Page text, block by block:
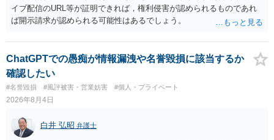
イブ配信のURL等が証明できれば，権利侵害が認められるものであれ
ば開示請求が認められる可能性はあるでしょう。
ChatGPTでの愚痴が情報漏洩や名誉毀損に該当するか
確認したい
#名誉毀損 #風評被害・営業妨害 #個人・プライベート
2026年8月4日
白井 弘昭 弁護士